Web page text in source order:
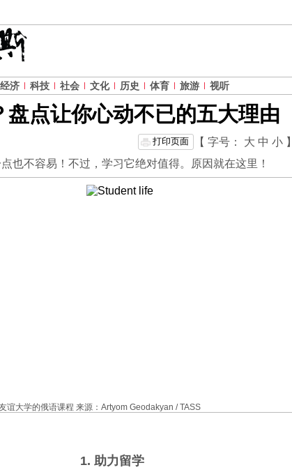
经济 科技 社会 文化 历史 体育 旅游 视听
盘点让你心动不已的五大理由
【 字号： 大 中 小 】
打印页面
也不容易！不过，学习它绝对值得。原因就在这里！
谊大学的俄语课程 来源：Artyom Geodakyan / TASS
1. 助力留学